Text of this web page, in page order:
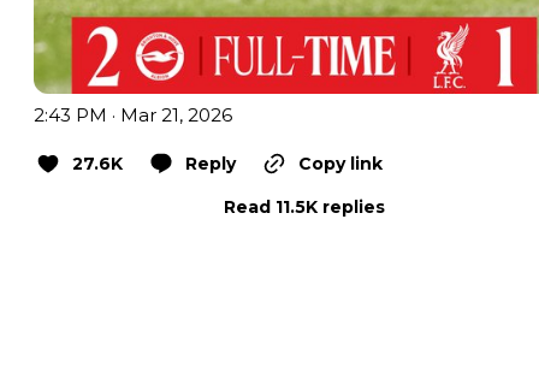
2:43 PM · Mar 21, 2026
27.6K Reply
Copy link
Read 11.5K replies